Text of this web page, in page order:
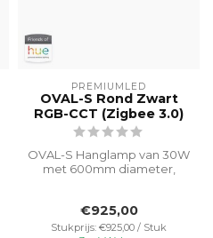
PREMIUMLED
OVAL-S Rond Zwart
RGB-CCT (Zigbee 3.0)
OVAL-S Hanglamp van 30W
met 600mm diameter,
€925,00
Stukprijs: €925,00 / Stuk